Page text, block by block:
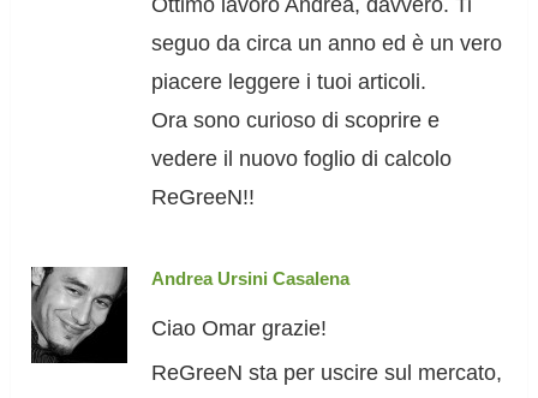
Ottimo lavoro Andrea, davvero. Ti
seguo da circa un anno ed è un vero
piacere leggere i tuoi articoli.
Ora sono curioso di scoprire e
vedere il nuovo foglio di calcolo
ReGreeN!!
Andrea Ursini Casalena
Ciao Omar grazie!
ReGreeN sta per uscire sul mercato,